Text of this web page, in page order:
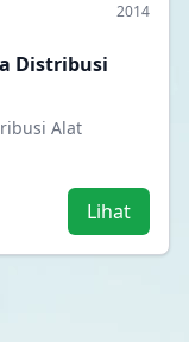
2014
Distribusi
Alat
Lihat